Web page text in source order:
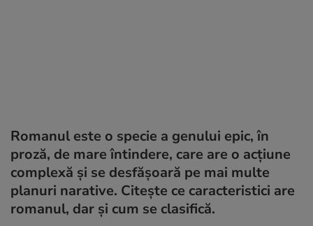
Romanul este o specie a genului epic, în
proză, de mare întindere, care are o acțiune
complexă și se desfășoară pe mai multe
planuri narative. Citește ce caracteristici are
romanul, dar și cum se clasifică.